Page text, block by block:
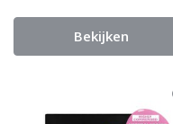
Bekijken